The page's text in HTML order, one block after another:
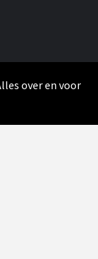
over en voor